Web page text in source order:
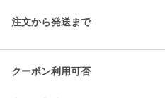
注文から発送まで
クーポン利用可否